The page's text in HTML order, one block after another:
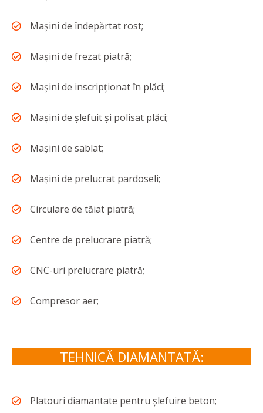
Mașini de îndepărtat rost;
Mașini de frezat piatră;
Mașini de inscripționat în plăci;
Mașini de șlefuit și polisat plăci;
Mașini de sablat;
Mașini de prelucrat pardoseli;
Circulare de tăiat piatră;
Centre de prelucrare piatră;
CNC-uri prelucrare piatră;
Compresor aer;
TEHNICĂ DIAMANTATĂ:
Platouri diamantate pentru șlefuire beton;